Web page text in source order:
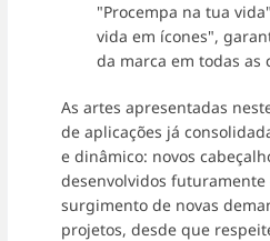
"Procempa na tua
vida em ícones",
da marca em todas as
As artes apresentadas
de aplicações já
e dinâmico: novos
desenvolvidos futuramente
surgimento de novas
projetos, desde que